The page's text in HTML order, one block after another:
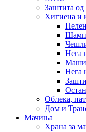
Заштита
Хигиена и
Нега
Нега
Облека,
Дом и
Мачиња
Храна за